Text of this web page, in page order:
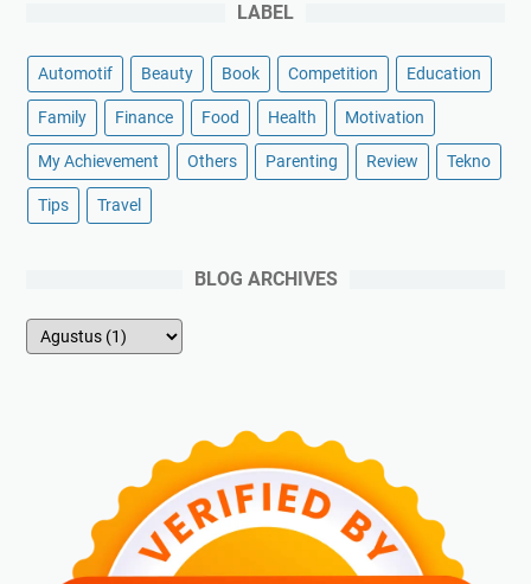
LABEL
Automotif Beauty Book Competition Education
Family Finance Food Health Motivation
My Achievement Others Parenting Review Tekno
Tips Travel
BLOG ARCHIVES